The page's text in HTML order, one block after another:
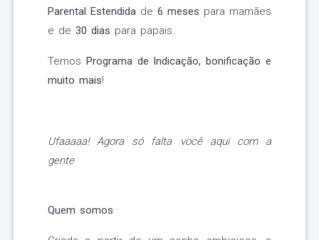
Parental Estendida de 6 meses para mamães
e de 30 dias para papais.
Temos Programa de Indicação, bonificação e
muito mais!
Ufaaaaa! Agora só falta você aqui com a
gente
Quem somos